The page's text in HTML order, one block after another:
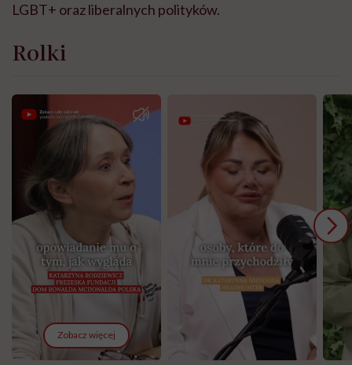
LGBT+ oraz liberalnych polityków.
Rolki
Zobacz więcej